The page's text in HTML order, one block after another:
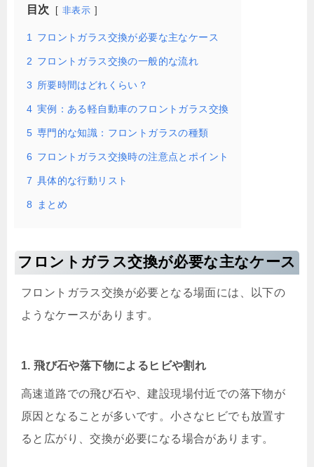
目次 非表示
1 フロントガラス交換が必要な主なケース
2 フロントガラス交換の一般的な流れ
3 所要時間はどれくらい？
4 実例：ある軽自動車のフロントガラス交換
5 専門的な知識：フロントガラスの種類
6 フロントガラス交換時の注意点とポイント
7 具体的な行動リスト
8 まとめ
フロントガラス交換が必要な主なケース
フロントガラス交換が必要となる場面には、以下の
ようなケースがあります。
1. 飛び石や落下物によるヒビや割れ
高速道路での飛び石や、建設現場付近での落下物が
原因となることが多いです。小さなヒビでも放置す
ると広がり、交換が必要になる場合があります。